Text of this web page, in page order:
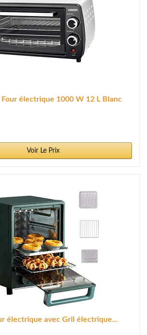
électrique 1000 W 12 L Blanc
Voir Le Prix
électrique avec Gril électrique...